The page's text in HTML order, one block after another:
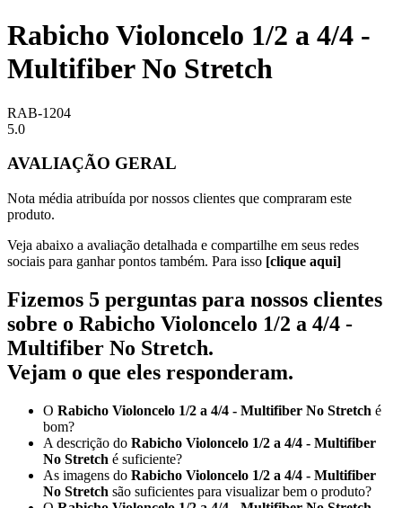
Rabicho Violoncelo 1/2 a 4/4 -
Multifiber No Stretch
RAB-1204
5.0
AVALIAÇÃO GERAL
Nota média atribuída por nossos clientes que compraram este
produto.
Veja abaixo a avaliação detalhada e compartilhe em seus redes
sociais para ganhar pontos também. Para isso [clique aqui]
Fizemos 5 perguntas para nossos clientes
sobre o Rabicho Violoncelo 1/2 a 4/4 -
Multifiber No Stretch.
Vejam o que eles responderam.
O Rabicho Violoncelo 1/2 a 4/4 - Multifiber No Stretch é
bom?
A descrição do Rabicho Violoncelo 1/2 a 4/4 - Multifiber
No Stretch é suficiente?
As imagens do Rabicho Violoncelo 1/2 a 4/4 - Multifiber
No Stretch são suficientes para visualizar bem o produto?